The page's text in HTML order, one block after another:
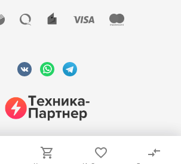
Партнер", ИНН 7715962922, Все права
защищены